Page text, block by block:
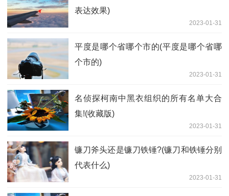
表达效果)
2023-01-31
平度是哪个省哪个市的(平度是哪个省哪
个市的)
2023-01-31
名侦探柯南中黑衣组织的所有名单大合
集!(收藏版)
2023-01-31
镰刀斧头还是镰刀铁锤?(镰刀和铁锤分别
代表什么)
2023-01-31